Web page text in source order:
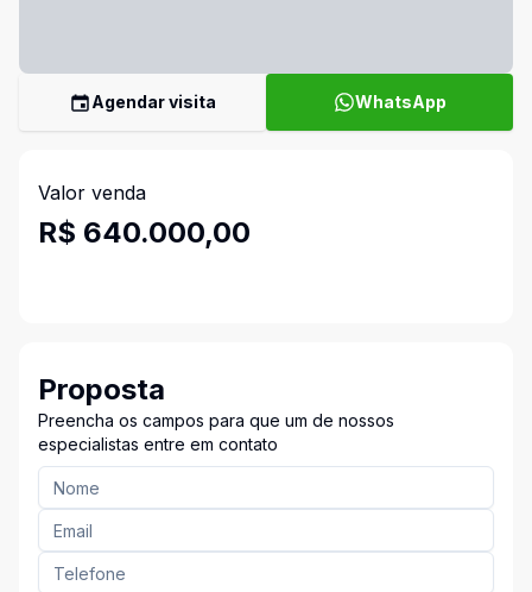
Agendar visita WhatsApp
Valor venda
R$ 640.000,00
Proposta
Preencha os campos para que um de nossos
especialistas entre em contato